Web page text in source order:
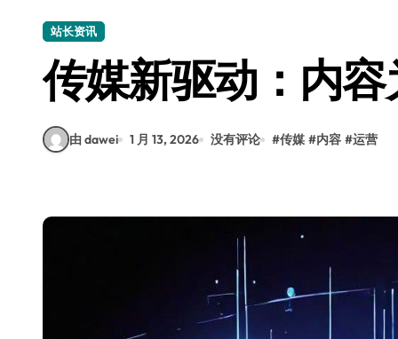
数据驱动创新：科技赋能传媒增长
云安全护航传媒数据新趋势
站长资讯
传媒新驱动：内
由 dawei 1 月 13, 2026 没有评论 #传媒 #内容 #运营